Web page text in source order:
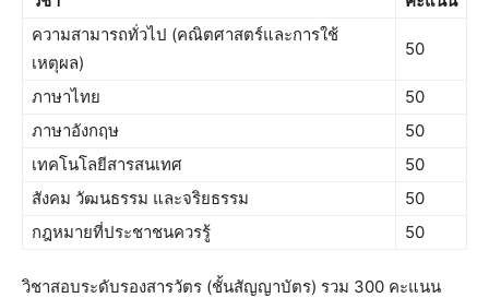
ความสามารถทั่วไป (คณิตศาสตร์และการใช้
เหตุผล)
50
ภาษาไทย
50
ภาษาอังกฤษ
50
เทคโนโลยีสารสนเทศ
50
สังคม วัฒนธรรม และจริยธรรม
50
กฎหมายที่ประชาชนควรรู้
50
วิชาสอบระดับรองสารวัตร (ชั้นสัญญาบัตร) รวม 300 คะแนน